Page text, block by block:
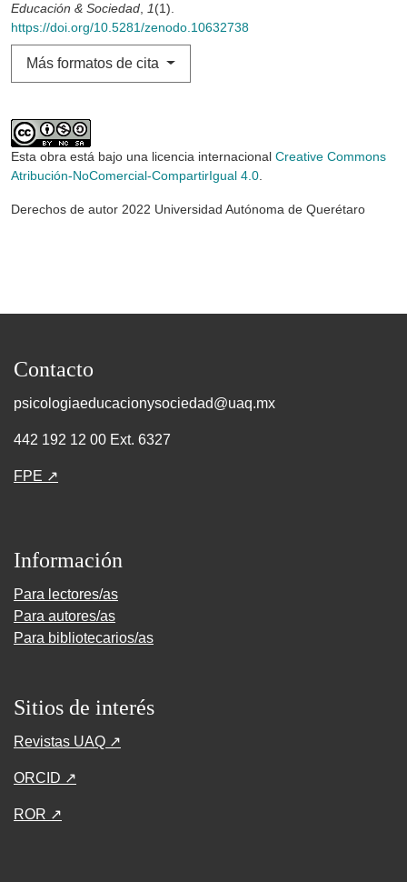
Educación & Sociedad, 1(1).
https://doi.org/10.5281/zenodo.10632738
Más formatos de cita
Esta obra está bajo una licencia internacional Creative Commons
Atribución-NoComercial-CompartirIgual 4.0.
Derechos de autor 2022 Universidad Autónoma de Querétaro
Contacto
psicologiaeducacionysociedad@uaq.mx
442 192 12 00 Ext. 6327
FPE ↗
Información
Para lectores/as
Para autores/as
Para bibliotecarios/as
Sitios de interés
Revistas UAQ ↗
ORCID ↗
ROR ↗